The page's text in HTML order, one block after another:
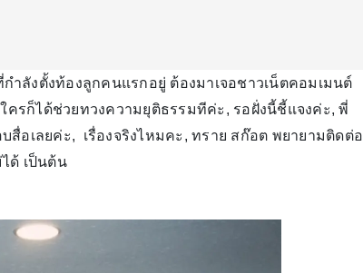
ำลังตั้งท้องลูกคนแรกอยู่ ต้องมาเจอชาวเน็ตคอมเมนต์
รก็ได้ช่วยทวงความยุติธรรมทีค่ะ, รอฝั่งนี้ชี้แจงค่ะ, พี่
สื่อเลยค่ะ, เรื่องจริงไหมคะ, ทราย สก๊อต พยายามติดต่อ
ด้ เป็นต้น